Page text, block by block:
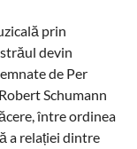
prin
devin
de Per
Schumann
între ordinea
a relației dintre